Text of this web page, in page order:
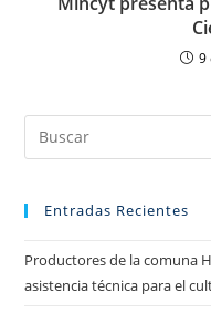
9
Entradas Recientes
Productores de la comuna
asistencia técnica para el